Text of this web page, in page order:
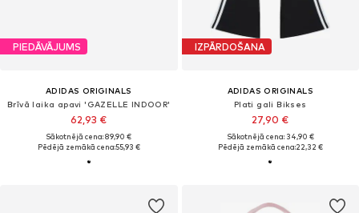
PIEDĀVĀJUMS
ADIDAS ORIGINALS
Brīvā laika apavi 'GAZELLE INDOOR'
62,93 €
Sākotnējā cena: 89,90 €
Pēdējā zemākā cena:55,93 €
IZPĀRDOŠANA
ADIDAS ORIGINALS
Plati gali Bikses
27,90 €
Sākotnējā cena: 34,90 €
Pēdējā zemākā cena:22,32 €